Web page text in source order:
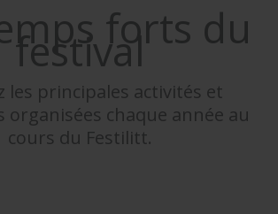
forts du
festival
les principales activités et
organisées chaque année au
cours du Festilitt.